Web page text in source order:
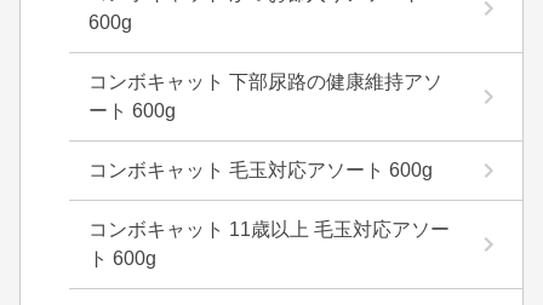
600g
コンボキャット 下部尿路の健康維持アソ
ート 600g
コンボキャット 毛玉対応アソート 600g
コンボキャット 11歳以上 毛玉対応アソー
ト 600g